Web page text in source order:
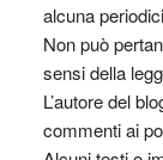
alcuna
Non può
sensi della
L’autore del
commenti ai